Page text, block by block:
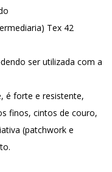
Tex 42
ser utilizada com a
é forte e resistente,
finos, cintos de couro,
(patchwork e